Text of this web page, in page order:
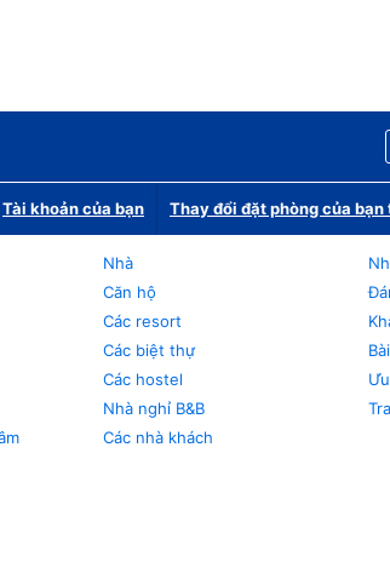
Tài khoản của bạn Thay đổi đặt phòng của
Nhà
Căn hộ
Các resort
Các biệt thự
Các hostel
Nhà nghỉ B&B
Các nhà khách